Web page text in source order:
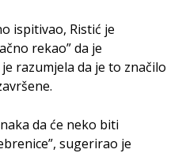
ispitivao, Ristić je
rekao” da je
razumjela da je to značilo
da će neko biti
sugerirao je